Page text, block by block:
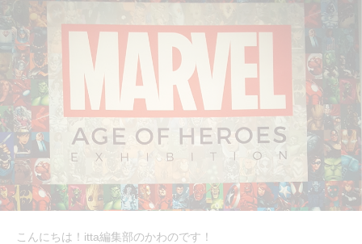
こんにちは！itta編集部のかわのです！